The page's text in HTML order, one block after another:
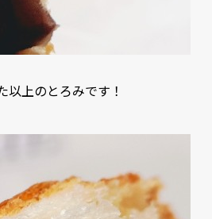
以上のとろみです！